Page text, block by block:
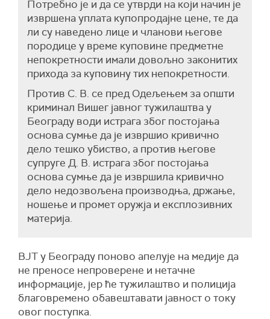
Потребно је и да се утврди на који начин је
извршена уплата купопродајне цене, те да
ли су наведено лице и чланови његове
породице у време куповине предметне
непокретности имали довољно законитих
прихода за куповину тих непокретности.
Против С. В. се пред Одељењем за општи
криминал Вишег јавног тужилаштва у
Београду води истрага због постојања
основа сумње да је извршио кривично
дело тешко убиство, а против његове
супруге Д. В. истрага због постојања
основа сумње да је извршила кривично
дело недозвољена производња, држање,
ношење и промет оружја и експлозивних
материја.
ВЈТ у Београду поново апелује на медије да
не преносе непроверене и нетачне
информације, јер ће тужилаштво и полиција
благовремено обавештавати јавност о току
овог поступка.